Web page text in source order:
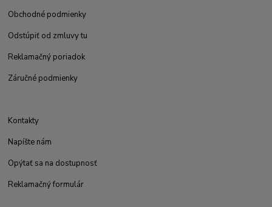
Obchodné podmienky
Odstúpiť od zmluvy tu
Reklamačný poriadok
Záručné podmienky
Kontakty
Napíšte nám
Opýtať sa na dostupnosť
Reklamačný formulár